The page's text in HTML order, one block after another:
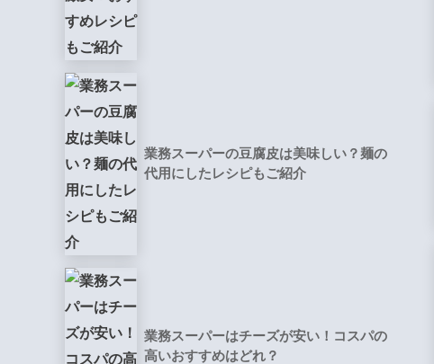
業務スーパーの豆腐皮は美味しい？麺の
代用にしたレシピもご紹介
業務スーパーはチーズが安い！コスパの
高いおすすめはどれ？